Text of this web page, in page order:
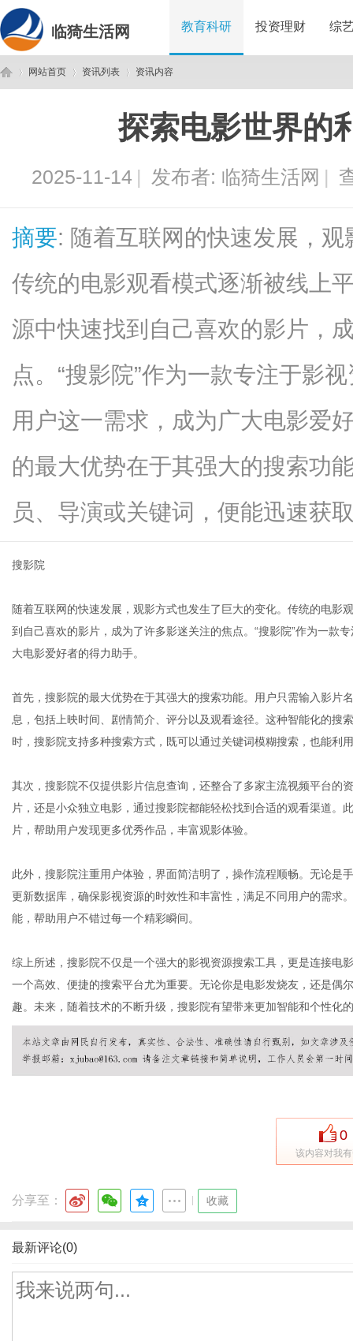
临猗生活网 教育科研 投资理财 综
网站首页 资讯列表
›
资讯内容
探索电影世界
2025-11-14 | 发布者: 临猗生活网 |
摘要: 随着互联网的快速发展，
传统的电影观看模式逐渐被线上
源中快速找到自己喜欢的影片，
点。“搜影院”作为一款专注于影
用户这一需求，成为广大电影爱
的最大优势在于其强大的搜索功
员、导演或关键词，便能迅速获
搜影院
随着互联网的快速发展，观影方式也发生了巨大的变化。传统的电影
到自己喜欢的影片，成为了许多影迷关注的焦点。“搜影院”作为一款
大电影爱好者的得力助手。
首先，搜影院的最大优势在于其强大的搜索功能。用户只需输入影片
息，包括上映时间、剧情简介、评分以及观看途径。这种智能化的搜
时，搜影院支持多种搜索方式，既可以通过关键词模糊搜索，也能利
其次，搜影院不仅提供影片信息查询，还整合了多家主流视频平台的
片，还是小众独立电影，通过搜影院都能轻松找到合适的观看渠道
片，帮助用户发现更多优秀作品，丰富观影体验。
此外，搜影院注重用户体验，界面简洁明了，操作流程顺畅。无论是
更新数据库，确保影视资源的时效性和丰富性，满足不同用户的需求
能，帮助用户不错过每一个精彩瞬间。
综上所述，搜影院不仅是一个强大的影视资源搜索工具，更是连接电
一个高效、便捷的搜索平台尤为重要。无论你是电影发烧友，还是偶
趣。未来，随着技术的不断升级，搜影院有望带来更加智能和个性化
0
该内容对我
分享至： 收藏
最新评论(0)